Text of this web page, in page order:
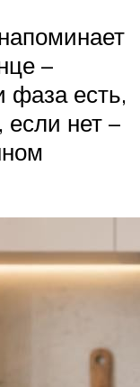
–
фаза есть,
если нет –